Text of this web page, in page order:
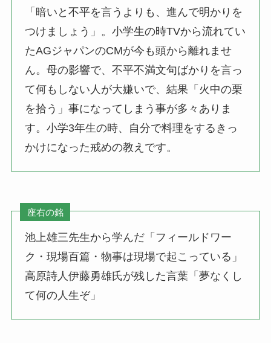
「暗いと不平を言うよりも、進んで明かりを
つけましょう」。小学生の時TVから流れてい
たAGジャパンのCMが今も頭から離れませ
ん。母の影響で、不平不満文句ばかりを言っ
て何もしない人が大嫌いで、結果「火中の栗
を拾う」事になってしまう事が多々ありま
す。小学3年生の時、自分で料理をするきっ
かけになった戒めの教えです。
座右の銘
池上雄三先生から学んだ「フィールドワー
ク・現場百篇・物事は現場で起こっている」
高原詩人伊藤勇雄氏が残した言葉「夢なくし
て何の人生ぞ」